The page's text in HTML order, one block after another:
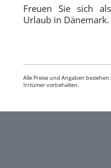
Freuen Sie sich
Urlaub in Dänemark.
Alle Preise und Angaben
Irrtümer vorbehalten.